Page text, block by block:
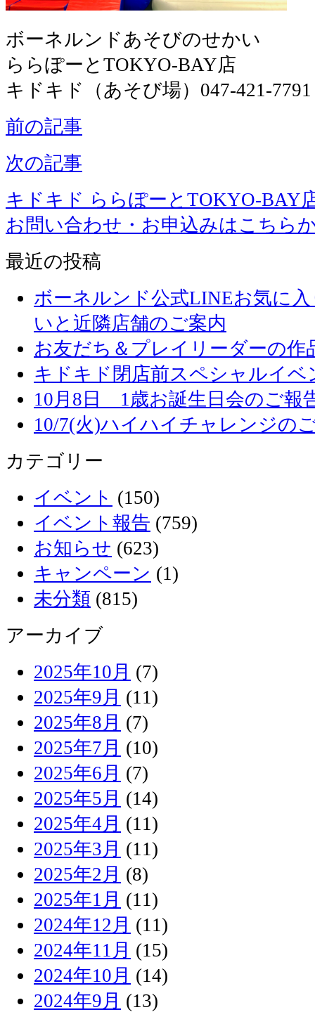
ボーネルンドあそびのせかい
ららぽーとTOKYO-BAY店
キドキド（あそび場）047-421-7791
前の記事
次の記事
キドキド ららぽーとTOKYO-BAY
お問い合わせ・お申込みはこちら
最近の投稿
ボーネルンド公式LINEお気に
いと近隣店舗のご案内
お友だち＆プレイリーダーの作
キドキド閉店前スペシャルイベ
10月8日 1歳お誕生日会のご報
10/7(火)ハイハイチャレンジの
カテゴリー
イベント (150)
イベント報告 (759)
お知らせ (623)
キャンペーン (1)
未分類 (815)
アーカイブ
2025年10月 (7)
2025年9月 (11)
2025年8月 (7)
2025年7月 (10)
2025年6月 (7)
2025年5月 (14)
2025年4月 (11)
2025年3月 (11)
2025年2月 (8)
2025年1月 (11)
2024年12月 (11)
2024年11月 (15)
2024年10月 (14)
2024年9月 (13)